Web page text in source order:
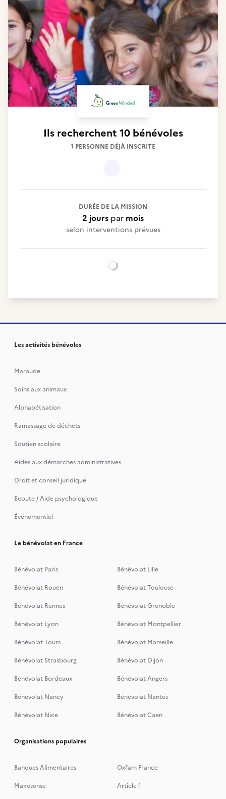
Ils recherchent 10 bénévoles
1 PERSONNE DÉJÀ INSCRITE
DURÉE DE LA MISSION
2 jours par mois
selon interventions prévues
Chargement...
Les activités bénévoles
Maraude
Soins aux animaux
Alphabétisation
Ramassage de déchets
Soutien scolaire
Aides aux démarches administratives
Droit et conseil juridique
Ecoute / Aide psychologique
Événementiel
Le bénévolat en France
Bénévolat Paris
Bénévolat Lille
Bénévolat Rouen
Bénévolat Toulouse
Bénévolat Rennes
Bénévolat Grenoble
Bénévolat Lyon
Bénévolat Montpellier
Bénévolat Tours
Bénévolat Marseille
Bénévolat Strasbourg
Bénévolat Dijon
Bénévolat Bordeaux
Bénévolat Angers
Bénévolat Nancy
Bénévolat Nantes
Bénévolat Nice
Bénévolat Caen
Organisations populaires
Banques Alimentaires
Oxfam France
Makesense
Article 1